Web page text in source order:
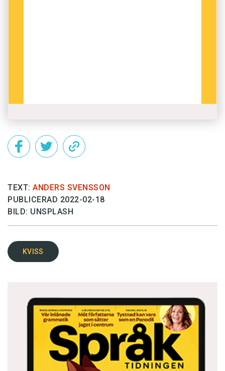
TEXT: ANDERS SVENSSON
PUBLICERAD 2022-02-18
BILD: UNSPLASH
KVISS